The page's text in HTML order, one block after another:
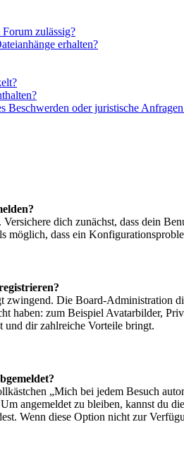
zulässig?
erhalten?
Beschwerden oder juristische
dich zunächst, dass dein
möglich, dass ein
Die Board-Administration
haben: zum Beispiel Avatarbilder,
und dir zahlreiche Vorteile bringt.
„Mich bei jedem Besuch
angemeldet zu bleiben, kannst du
Wenn diese Option nicht zur